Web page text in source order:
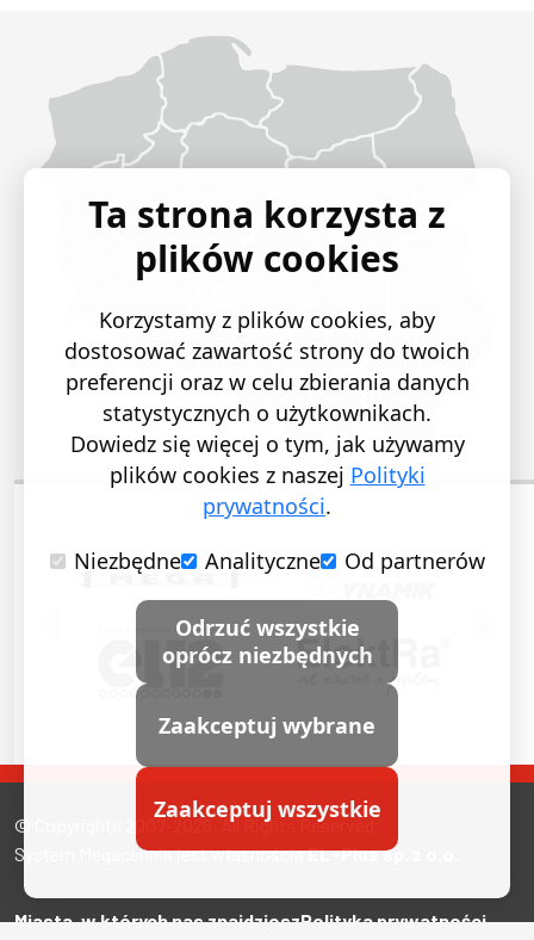
POPRZEDNI SLAJD
© Copyrights 2007-2026. All Rights Reserved.
System Megacennik jest własnościąEL-Plus sp. z o.o.
Miasta, w których nas znajdzieszPolityka prywatności
Ta strona korzysta z
plików cookies
Korzystamy z plików cookies, aby
dostosować zawartość strony do twoich
preferencji oraz w celu zbierania danych
statystycznych o użytkownikach.
Dowiedz się więcej o tym, jak używamy
plików cookies z naszej Polityki
prywatności.
Niezbędne
Analityczne Od partnerów
Odrzuć wszystkie
oprócz niezbędnych
Zaakceptuj wybrane
Zaakceptuj wszystkie